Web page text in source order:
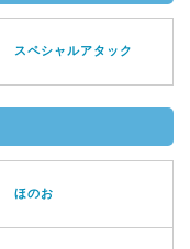
スペシャルアタック
ほのお